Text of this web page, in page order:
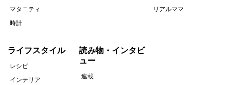
マタニティ
時計
リアルママ
ライフスタイル
レシピ
インテリア
読み物・インタビ
ュー
連載